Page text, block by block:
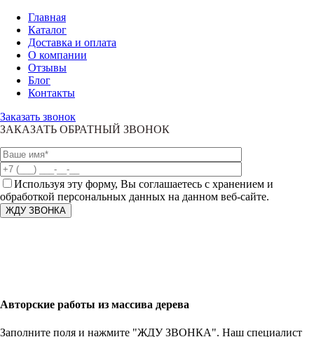
Главная
Каталог
Доставка и оплата
О компании
Отзывы
Блог
Контакты
Заказать звонок
ЗАКАЗАТЬ ОБРАТНЫЙ ЗВОНОК
Используя эту форму, Вы соглашаетесь с хранением и
обработкой персональных данных на данном веб-сайте.
Авторские работы из массива дерева
Заполните поля и нажмите "ЖДУ ЗВОНКА". Наш специалист